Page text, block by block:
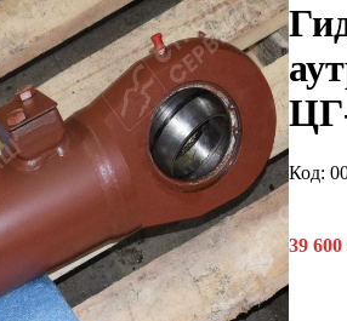
Код:
39 600